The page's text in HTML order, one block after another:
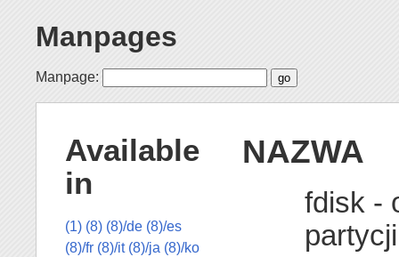
Manpages
Manpage:
NAZWA
fdisk -
partycji
Available
in
(1) (8) (8)/de (8)/es
(8)/fr (8)/it (8)/ja (8)/ko